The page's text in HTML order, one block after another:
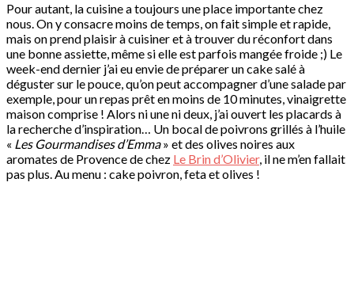
Pour autant, la cuisine a toujours une place importante chez
nous. On y consacre moins de temps, on fait simple et rapide,
mais on prend plaisir à cuisiner et à trouver du réconfort dans
une bonne assiette, même si elle est parfois mangée froide ;) Le
week-end dernier j’ai eu envie de préparer un cake salé à
déguster sur le pouce, qu’on peut accompagner d’une salade par
exemple, pour un repas prêt en moins de 10 minutes, vinaigrette
maison comprise ! Alors ni une ni deux, j’ai ouvert les placards à
la recherche d’inspiration… Un bocal de poivrons grillés à l’huile
« Les Gourmandises d’Emma» et des olives noires aux
aromates de Provence de chez Le Brin d’Olivier, il ne m’en fallait
pas plus. Au menu : cake poivron, feta et olives !